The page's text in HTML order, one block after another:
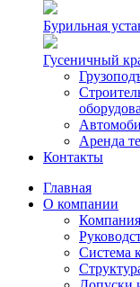
Бурильная
Гусеничный
Аренда
Контакты
Главная
О компании
Система